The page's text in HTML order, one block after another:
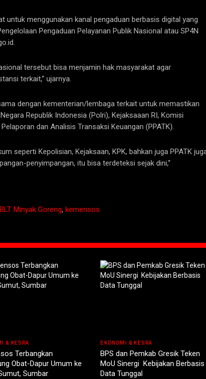
untuk menggunakan kanal pengaduan berbasis digital yang
Pengaduan Pelayanan Publik Nasional atau SP4N
tersebut bisa menjamin hak masyarakat agar
terkait,” ujarnya.
dengan kementerian/lembaga terkait untuk memastikan
Republik Indonesia (Polri), Kejaksaaan RI, Komisi
dan Analisis Transaksi Keuangan (PPATK).
seperti Kepolisian, Kejaksaan, KPK, bahkan juga PPATK
penyimpangan, itu bisa terdeteksi sejak dini,”
BLT Minyak Goreng, kemensos
& KESRA
Terbangkan
Obat-Dapur Umum ke
Sumbar
EKONOMI & KESRA
BPS dan Pemkab Gresik Teken
MoU Sinergi Kebijakan Berbasis
Data Tunggal